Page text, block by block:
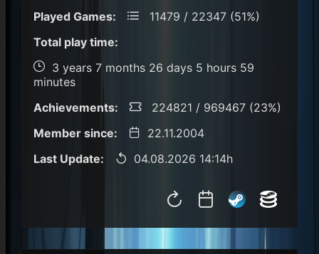
Played Games:
11479 / 22347 (51%)
Total play time:
3 years 7 months 26 days 5 hours 59
minutes
Achievements:
224821 / 969467 (23%)
Member since:
22.11.2004
Last Update:
04.08.2026 14:14h